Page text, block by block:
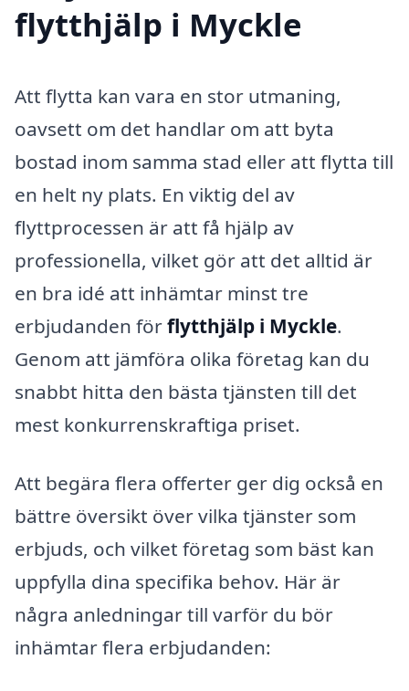
flytthjälp i Myckle
Att flytta kan vara en stor utmaning,
oavsett om det handlar om att byta
bostad inom samma stad eller att flytta till
en helt ny plats. En viktig del av
flyttprocessen är att få hjälp av
professionella, vilket gör att det alltid är
en bra idé att inhämtar minst tre
erbjudanden förflytthjälp i Myckle.
Genom att jämföra olika företag kan du
snabbt hitta den bästa tjänsten till det
mest konkurrenskraftiga priset.
Att begära flera offerter ger dig också en
bättre översikt över vilka tjänster som
erbjuds, och vilket företag som bäst kan
uppfylla dina specifika behov. Här är
några anledningar till varför du bör
inhämtar flera erbjudanden: